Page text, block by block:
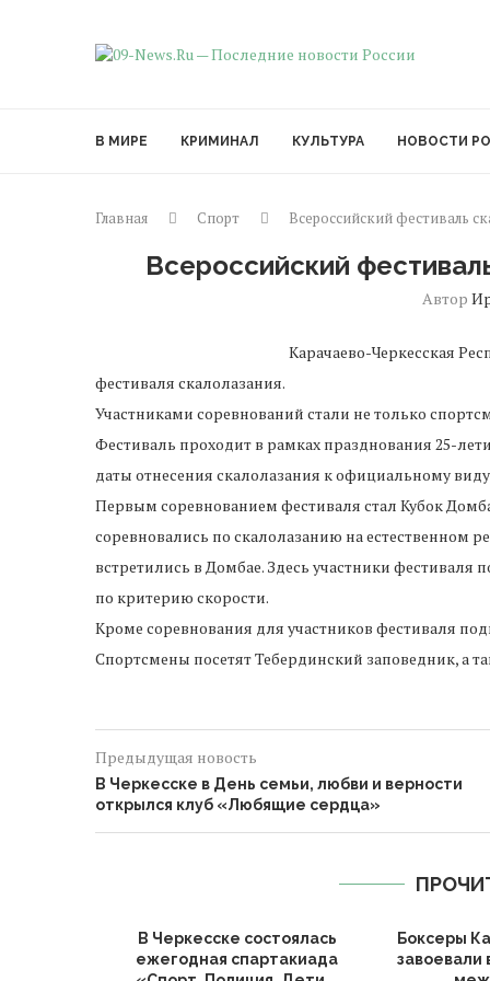
В МИРЕ КРИМИНАЛ КУЛЬТУРА НОВОСТИ
Главная Спорт Всероссийский фестиваль
Всероссийский
Автор
Карачаево-Черкесская
фестиваля скалолазания.
Участниками соревнований стали не только
Фестиваль проходит в рамках празднования 25-
даты отнесения скалолазания к официальному
Первым соревнованием фестиваля стал Кубок
соревновались по скалолазанию на
встретились в Домбае. Здесь участники
по критерию скорости.
Кроме соревнования для участников фестиваля
Спортсмены посетят Тебердинский заповедник, а
Предыдущая новость
В Черкесске в День семьи, любви и верности
открылся клуб «Любящие сердца»
В Черкесске состоялась
ежегодная спартакиада
Боксеры
завоевали